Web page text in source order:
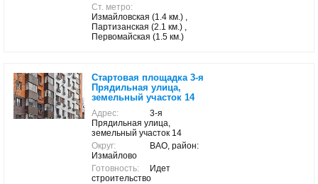
Ст. метро:
Измайловская (1.4 км.) ,
Партизанская (2.1 км.) ,
Первомайская (1.5 км.)
Стартовая площадка 3-я
Прядильная улица,
земельный участок 14
Адрес:
3-я
Прядильная улица,
земельный участок 14
Округ:
ВАО, район:
Измайлово
Готовность:
Идет
строительство